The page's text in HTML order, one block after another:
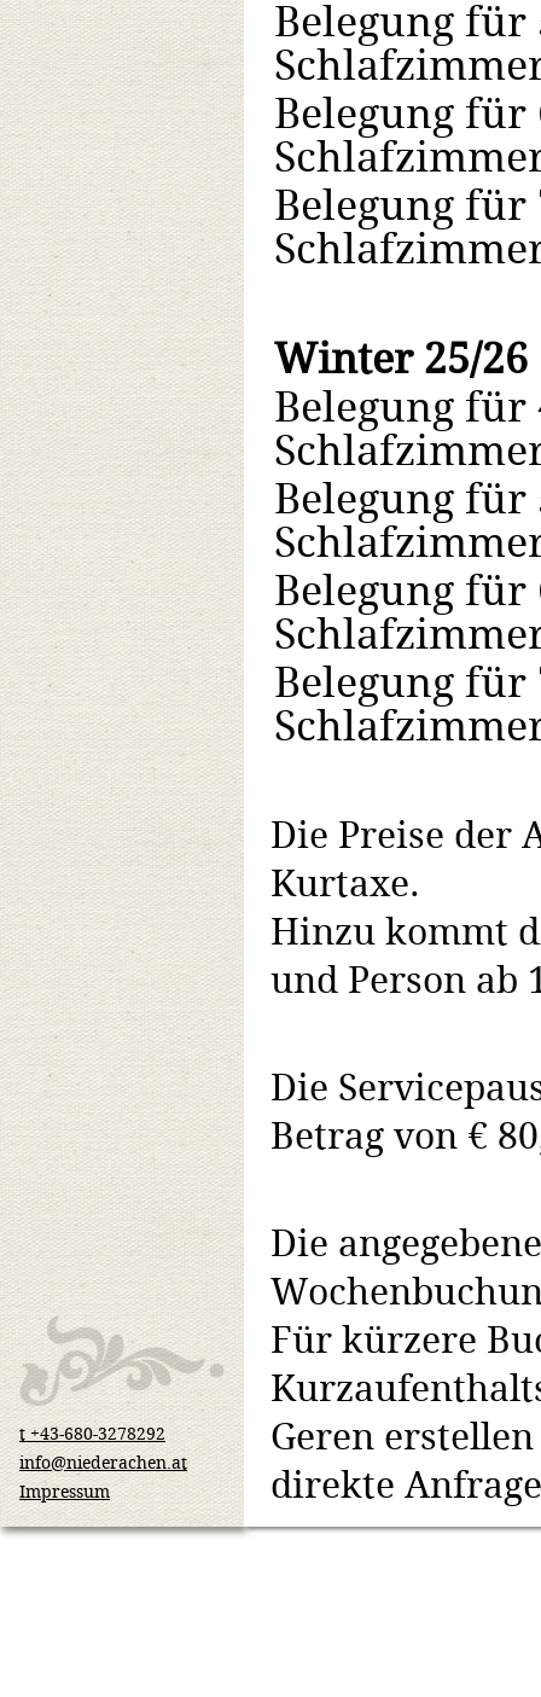
Belegung für
Belegung für
Belegung für
Winter 25/26
Belegung für
Belegung für
Belegung für
Belegung für
Die Preise der
Kurtaxe.
Hinzu kommt
und Person ab
Die
Betrag von €
Die
Für kürzere
Geren
direkte
t +43-680-3278292
info@niederachen.at
Impressum